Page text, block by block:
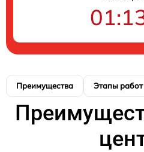
Преимущества Этапы работ